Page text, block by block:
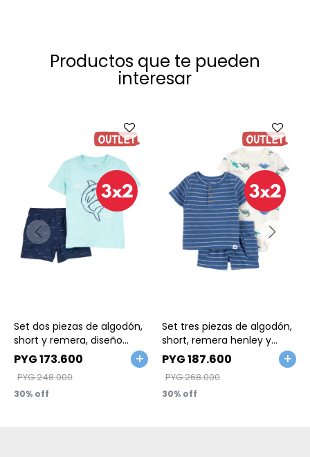
Productos que te pueden
interesar
Set dos piezas de algodón,
short y remera, diseño
tiburón
PYG173.600
PYG248.000
30
Set tres piezas de algodón,
short, remera henley y
body, diseño dinos
PYG187.600
PYG268.000
30